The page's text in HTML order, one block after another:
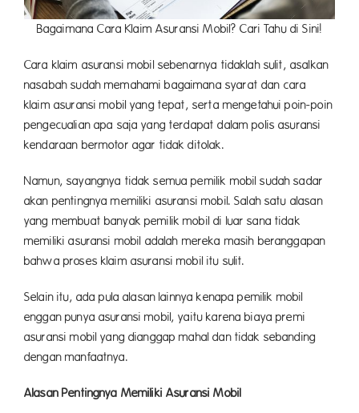
Bagaimana Cara Klaim Asuransi Mobil? Cari Tahu di Sini!
Cara klaim asuransi mobil sebenarnya tidaklah sulit, asalkan
nasabah sudah memahami bagaimana syarat dan cara
klaim asuransi mobil yang tepat, serta mengetahui poin-poin
pengecualian apa saja yang terdapat dalam polis asuransi
kendaraan bermotor agar tidak ditolak.
Namun, sayangnya tidak semua pemilik mobil sudah sadar
akan pentingnya memiliki asuransi mobil. Salah satu alasan
yang membuat banyak pemilik mobil di luar sana tidak
memiliki asuransi mobil adalah mereka masih beranggapan
bahwa proses klaim asuransi mobil itu sulit.
Selain itu, ada pula alasan lainnya kenapa pemilik mobil
enggan punya asuransi mobil, yaitu karena biaya premi
asuransi mobil yang dianggap mahal dan tidak sebanding
dengan manfaatnya.
Alasan Pentingnya Memiliki Asuransi Mobil